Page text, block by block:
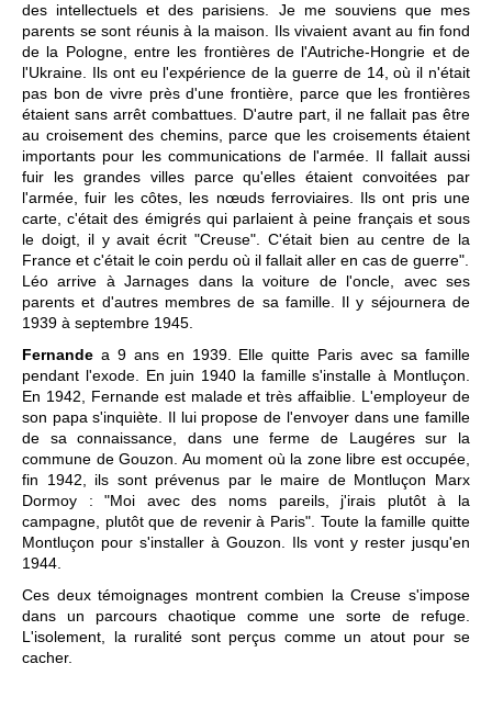
des intellectuels et des parisiens. Je me souviens que mes
parents se sont réunis à la maison. Ils vivaient avant au fin fond
de la Pologne, entre les frontières de l'Autriche-Hongrie et de
l'Ukraine. Ils ont eu l'expérience de la guerre de 14, où il n'était
pas bon de vivre près d'une frontière, parce que les frontières
étaient sans arrêt combattues. D'autre part, il ne fallait pas être
au croisement des chemins, parce que les croisements étaient
importants pour les communications de l'armée. Il fallait aussi
fuir les grandes villes parce qu'elles étaient convoitées par
l'armée, fuir les côtes, les nœuds ferroviaires. Ils ont pris une
carte, c'était des émigrés qui parlaient à peine français et sous
le doigt, il y avait écrit "Creuse". C'était bien au centre de la
France et c'était le coin perdu où il fallait aller en cas de guerre".
Léo arrive à Jarnages dans la voiture de l'oncle, avec ses
parents et d'autres membres de sa famille. Il y séjournera de
1939 à septembre 1945.
Fernande a 9 ans en 1939. Elle quitte Paris avec sa famille
pendant l'exode. En juin 1940 la famille s'installe à Montluçon.
En 1942, Fernande est malade et très affaiblie. L'employeur de
son papa s'inquiète. Il lui propose de l'envoyer dans une famille
de sa connaissance, dans une ferme de Laugéres sur la
commune de Gouzon. Au moment où la zone libre est occupée,
fin 1942, ils sont prévenus par le maire de Montluçon Marx
Dormoy : "Moi avec des noms pareils, j'irais plutôt à la
campagne, plutôt que de revenir à Paris". Toute la famille quitte
Montluçon pour s'installer à Gouzon. Ils vont y rester jusqu'en
1944.
Ces deux témoignages montrent combien la Creuse s'impose
dans un parcours chaotique comme une sorte de refuge.
L'isolement, la ruralité sont perçus comme un atout pour se
cacher.